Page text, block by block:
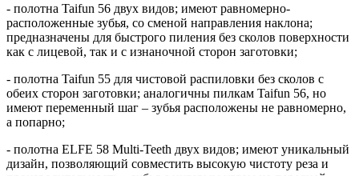
- полотна Taifun 56 двух видов; имеют равномерно-
расположенные зубья, со сменой направления наклона;
предназначены для быстрого пиления без сколов поверхности
как с лицевой, так и с изнаночной сторон заготовки;
- полотна Taifun 55 для чистовой распиловки без сколов с
обеих сторон заготовки; аналогичны пилкам Taifun 56, но
имеют переменный шаг – зубья расположены не равномерно,
а попарно;
- полотна ELFE 58 Multi-Teeth двух видов; имеют уникальный
дизайн, позволяющий совместить высокую чистоту реза и